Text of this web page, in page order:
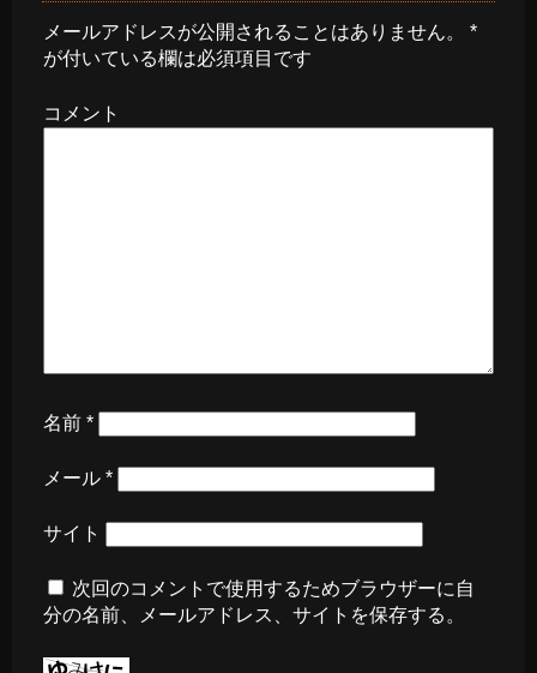
メールアドレスが公開されることはありません。
*
が付いている欄は必須項目です
コメント
名前 *
メール *
サイト
次回のコメントで使用するためブラウザーに自
分の名前、メールアドレス、サイトを保存する。